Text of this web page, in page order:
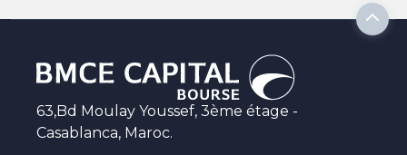
63,Bd Moulay Youssef, 3ème étage -
Casablanca, Maroc.